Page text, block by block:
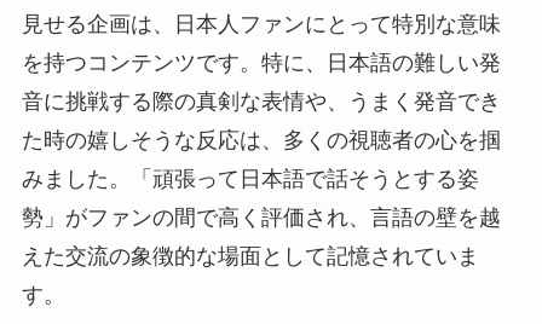
見せる企画は、日本人ファンにとって特別な意味
を持つコンテンツです。特に、日本語の難しい発
音に挑戦する際の真剣な表情や、うまく発音でき
た時の嬉しそうな反応は、多くの視聴者の心を掴
みました。「頑張って日本語で話そうとする姿
勢」がファンの間で高く評価され、言語の壁を越
えた交流の象徴的な場面として記憶されていま
す。